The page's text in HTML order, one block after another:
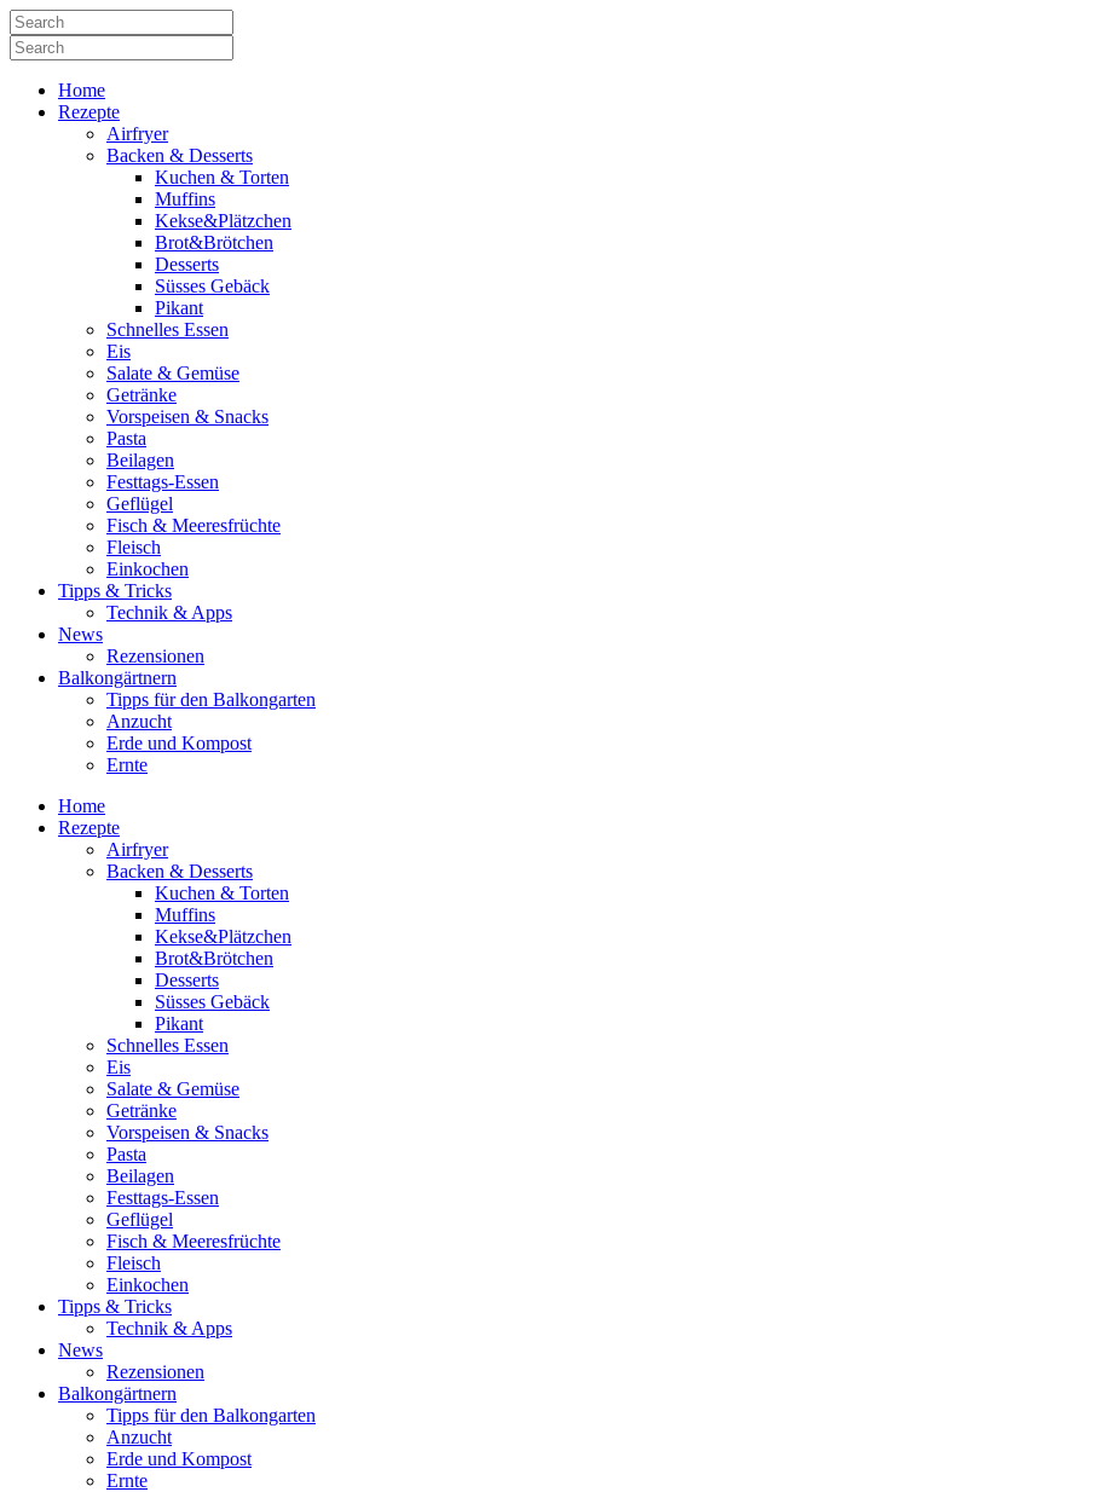
Home
Rezepte
Airfryer
Backen & Desserts
Kuchen & Torten
Muffins
Kekse&Plätzchen
Brot&Brötchen
Desserts
Süsses Gebäck
Pikant
Schnelles Essen
Eis
Salate & Gemüse
Getränke
Vorspeisen & Snacks
Pasta
Beilagen
Festtags-Essen
Geflügel
Fisch & Meeresfrüchte
Fleisch
Einkochen
Tipps & Tricks
Technik & Apps
News
Rezensionen
Balkongärtnern
Tipps für den Balkongarten
Anzucht
Erde und Kompost
Ernte
Home
Rezepte
Airfryer
Backen & Desserts
Kuchen & Torten
Muffins
Kekse&Plätzchen
Brot&Brötchen
Desserts
Süsses Gebäck
Pikant
Schnelles Essen
Eis
Salate & Gemüse
Getränke
Vorspeisen & Snacks
Pasta
Beilagen
Festtags-Essen
Geflügel
Fisch & Meeresfrüchte
Fleisch
Einkochen
Tipps & Tricks
Technik & Apps
News
Rezensionen
Balkongärtnern
Tipps für den Balkongarten
Anzucht
Erde und Kompost
Ernte